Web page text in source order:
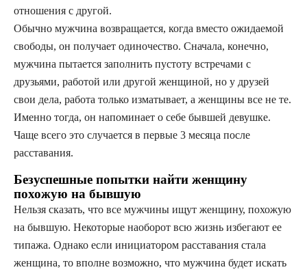
отношения с другой.
Обычно мужчина возвращается, когда вместо ожидаемой
свободы, он получает одиночество. Сначала, конечно,
мужчина пытается заполнить пустоту встречами с
друзьями, работой или другой женщиной, но у друзей
свои дела, работа только изматывает, а женщины все не те.
Именно тогда, он напоминает о себе бывшей девушке.
Чаще всего это случается в первые 3 месяца после
расставания.
Безуспешные попытки найти женщину
похожую на бывшую
Нельзя сказать, что все мужчины ищут женщину, похожую
на бывшую. Некоторые наоборот всю жизнь избегают ее
типажа. Однако если инициатором расставания стала
женщина, то вполне возможно, что мужчина будет искать